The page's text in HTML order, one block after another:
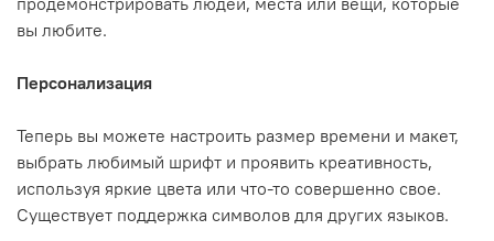
вы любите.
Персонализация
Теперь вы можете настроить размер времени и макет,
выбрать любимый шрифт и проявить креативность,
используя яркие цвета или что-то совершенно свое.
Существует поддержка символов для других языков.